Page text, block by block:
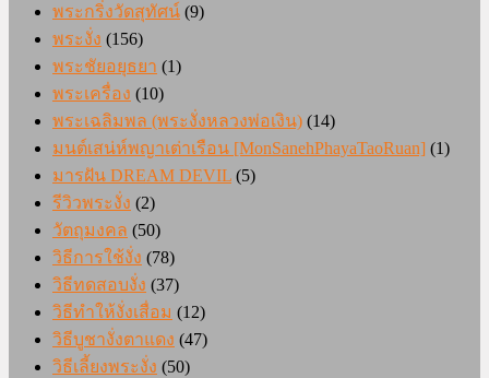
พระกริ่งวัดสุทัศน์ (9)
พระงั่ง (156)
พระชัยอยุธยา (1)
พระเครื่อง (10)
พระเฉลิมพล (พระงั่งหลวงพ่อเงิน) (14)
มนต์เสน่ห์พญาเต่าเรือน [MonSanehPhayaTaoRuan] (1)
มารฝัน DREAM DEVIL (5)
รีวิวพระงั่ง (2)
วัตถุมงคล (50)
วิธีการใช้งั่ง (78)
วิธีทดสอบงั่ง (37)
วิธีทำให้งั่งเสื่อม (12)
วิธีบูชางั่งตาแดง (47)
วิธีเลี้ยงพระงั่ง (50)